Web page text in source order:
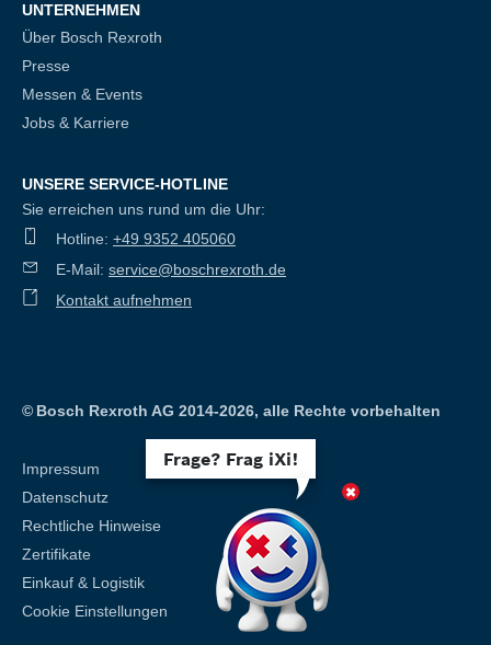
Frage? Frag iXi!
UNTERNEHMEN
Über Bosch Rexroth
Presse
Messen & Events
Jobs & Karriere
UNSERE SERVICE-HOTLINE
Sie erreichen uns rund um die Uhr:
Hotline: +49 9352 405060
E-Mail: service@boschrexroth.de
Kontakt aufnehmen
© Bosch Rexroth AG 2014-2026, alle Rechte vorbehalten
Impressum
Datenschutz
Rechtliche Hinweise
Zertifikate
Einkauf & Logistik
Cookie Einstellungen